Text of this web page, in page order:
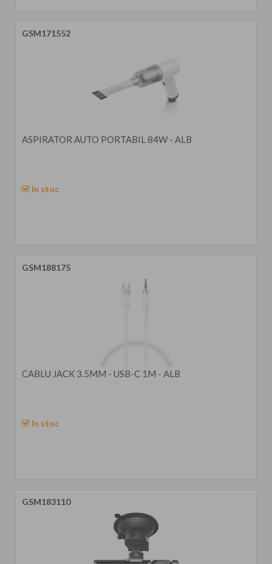
GSM171552
ASPIRATOR AUTO PORTABIL 84W - ALB
In stoc
GSM188175
CABLU JACK 3.5MM - USB-C 1M - ALB
In stoc
GSM183110